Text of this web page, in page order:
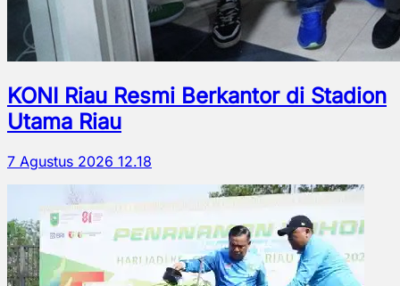
KONI Riau Resmi Berkantor di Stadion
Utama Riau
7 Agustus 2026 12.18